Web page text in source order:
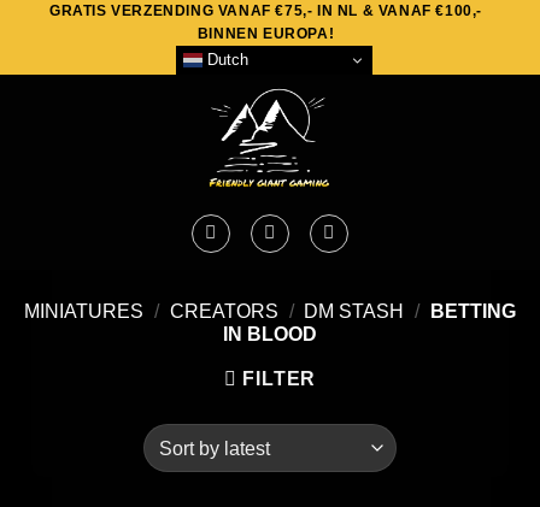
content
GRATIS VERZENDING VANAF €75,- IN NL & VANAF €100,-
BINNEN EUROPA!
Dutch
MINIATURES / CREATORS / DM STASH /
BETTING
IN BLOOD
FILTER